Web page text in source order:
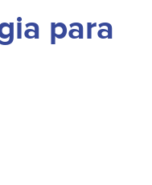
para